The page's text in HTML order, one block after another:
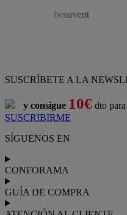
SUSCRÍBETE A LA
y consigue 10€ dto
SUSCRIBIRME
SÍGUENOS EN
CONFORAMA
GUÍA DE COMPRA